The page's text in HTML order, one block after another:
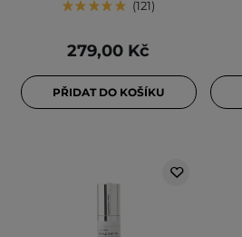
121
279,00 Kč
PŘIDAT DO KOŠÍKU